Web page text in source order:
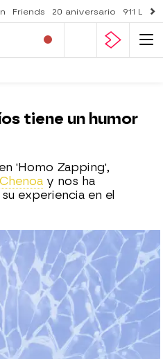
Friends 20 aniversario 911
tiene un humor
'Homo Zapping',
Chenoa y nos ha
experiencia en el